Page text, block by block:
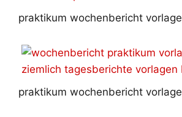
praktikum wochenbericht vorlage
praktikum wochenbericht vorlage